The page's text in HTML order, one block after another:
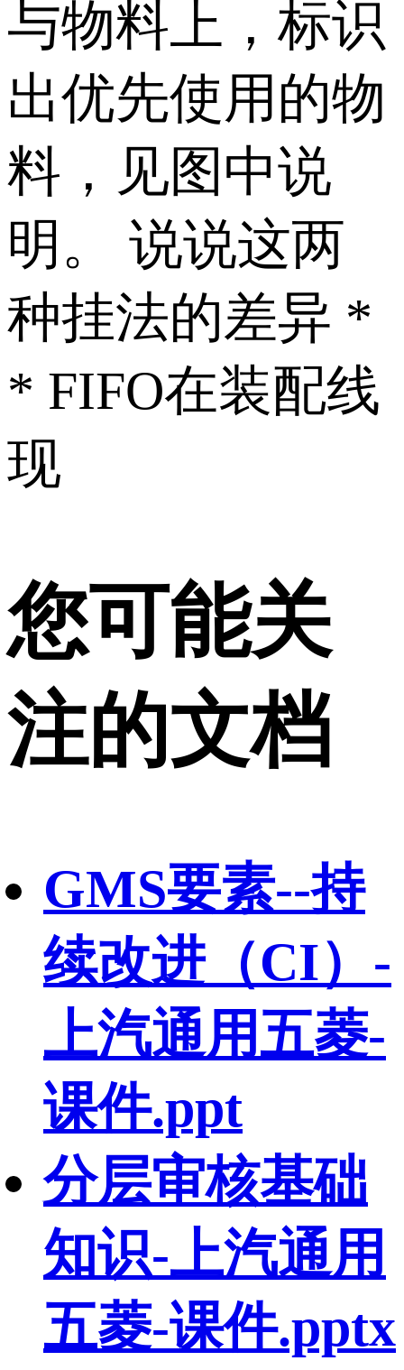
与物料上，标识
出优先使用的物
料，见图中说
明。 说说这两
种挂法的差异 *
* FIFO在装配线
现
您可能关
注的文档
GMS要素--持
续改进（CI）-
上汽通用五菱-
课件.ppt
分层审核基础
知识-上汽通用
五菱-课件.pptx